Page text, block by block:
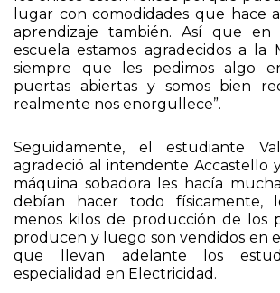
los chicos estén felices porque
lugar con comodidades que hace
aprendizaje también. Así que
escuela estamos agradecidos a la
siempre que les pedimos algo
puertas abiertas y somos bien
realmente nos enorgullece”.
Seguidamente, el estudiante
agradeció al intendente Accastello
máquina sobadora les hacía
debían hacer todo físicamente,
menos kilos de producción de los
producen y luego son vendidos en
que llevan adelante los
especialidad en Electricidad.